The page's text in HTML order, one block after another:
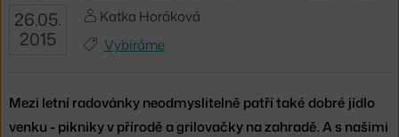
26.05.
2015
Katka Horáková
Vybíráme
Mezi letní radovánky neodmyslitelně patří také dobré jídlo
venku - pikniky v přírodě a grilovačky na zahradě. A s našimi